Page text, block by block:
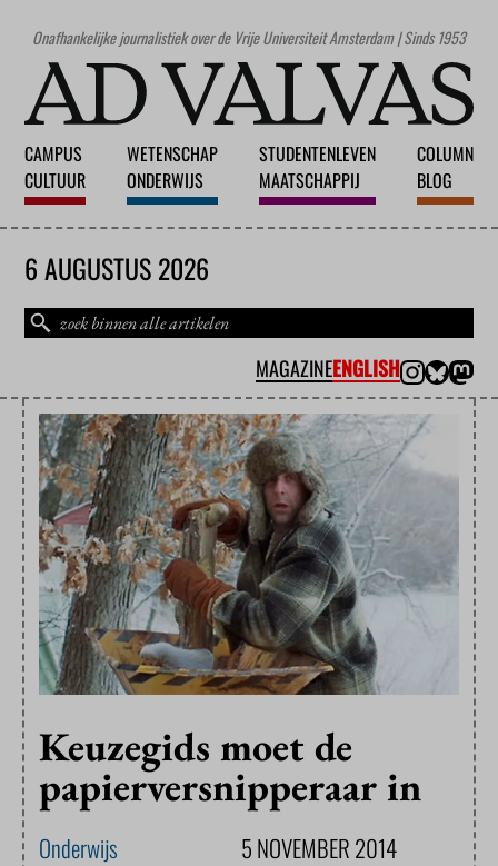
Onafhankelijke journalistiek over de Vrije Universiteit Amsterdam | Sinds 1953
CAMPUS
CULTUUR
WETENSCHAP
ONDERWIJS
STUDENTENLEVEN
MAATSCHAPPIJ
COLUMN
BLOG
6 AUGUSTUS 2026
MAGAZINEENGLISH
Keuzegids moet de
papierversnipperaar in
Onderwijs 5 NOVEMBER 2014